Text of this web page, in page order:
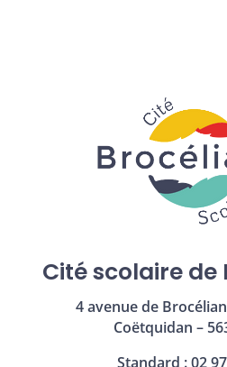
Cité scolaire
4 avenue de
Coëtquidan –
Standard : 02